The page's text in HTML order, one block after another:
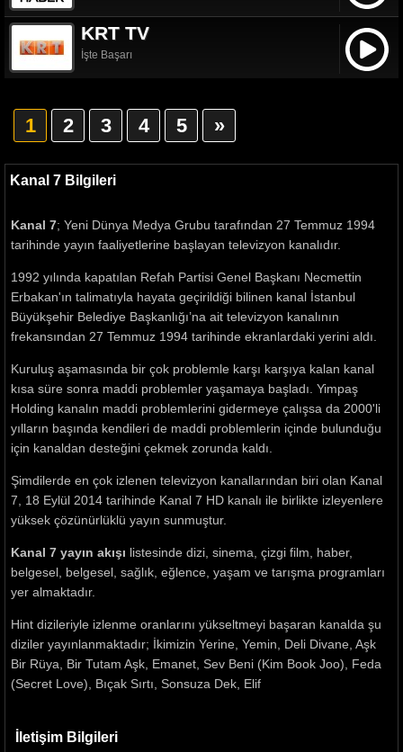
KRT TV
İşte Başarı
1 2 3 4 5 »
Kanal 7 Bilgileri
Kanal 7; Yeni Dünya Medya Grubu tarafından 27 Temmuz 1994
tarihinde yayın faaliyetlerine başlayan televizyon kanalıdır.
1992 yılında kapatılan Refah Partisi Genel Başkanı Necmettin
Erbakan'ın talimatıyla hayata geçirildiği bilinen kanal İstanbul
Büyükşehir Belediye Başkanlığı’na ait televizyon kanalının
frekansından 27 Temmuz 1994 tarihinde ekranlardaki yerini aldı.
Kuruluş aşamasında bir çok problemle karşı karşıya kalan kanal
kısa süre sonra maddi problemler yaşamaya başladı. Yimpaş
Holding kanalın maddi problemlerini gidermeye çalışsa da 2000'li
yılların başında kendileri de maddi problemlerin içinde bulunduğu
için kanaldan desteğini çekmek zorunda kaldı.
Şimdilerde en çok izlenen televizyon kanallarından biri olan Kanal
7, 18 Eylül 2014 tarihinde Kanal 7 HD kanalı ile birlikte izleyenlere
yüksek çözünürlüklü yayın sunmuştur.
Kanal 7 yayın akışı listesinde dizi, sinema, çizgi film, haber,
belgesel, belgesel, sağlık, eğlence, yaşam ve tarışma programları
yer almaktadır.
Hint dizileriyle izlenme oranlarını yükseltmeyi başaran kanalda şu
diziler yayınlanmaktadır; İkimizin Yerine, Yemin, Deli Divane, Aşk
Bir Rüya, Bir Tutam Aşk, Emanet, Sev Beni (Kim Book Joo), Feda
(Secret Love), Bıçak Sırtı, Sonsuza Dek, Elif
İletişim Bilgileri